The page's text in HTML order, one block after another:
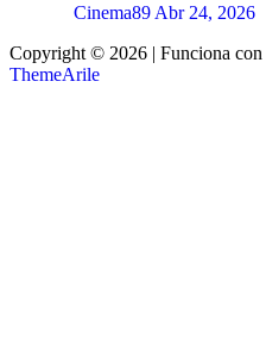
Cinema89 Abr 24, 2026
Copyright © 2026 | Funciona con
ThemeArile